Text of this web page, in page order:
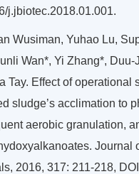
j.jbiotec.2018.01.001.
Wusiman, Yuhao Lu,
Wan*, Yi Zhang*, Duu-
Tay. Effect of operational
sludge’s acclimation to
aerobic granulation,
Journal
2016, 317: 211-218,